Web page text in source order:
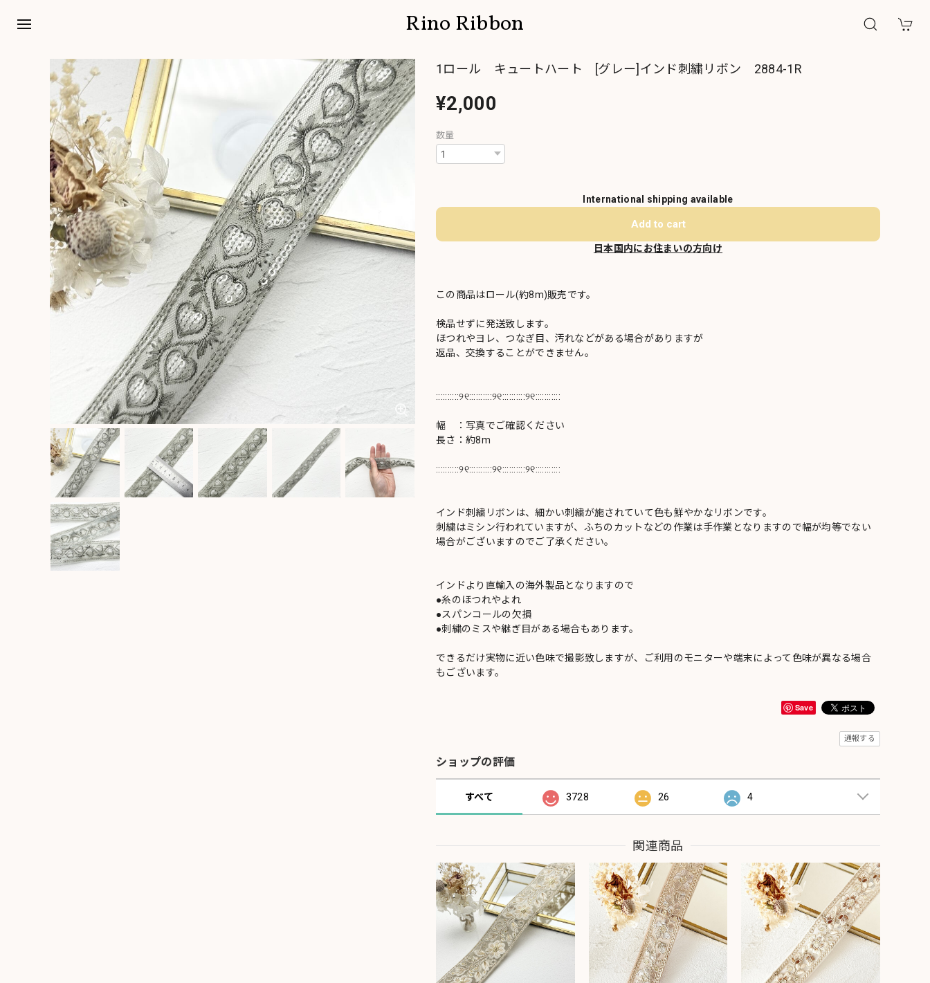
Rino Ribbon
1ロール キュートハート [グレー]インド刺繍リボン 2884-1R
¥2,000
数量
International shipping available
Add to cart
日本国内にお住まいの方向け
この商品はロール(約8m)販売です。
検品せずに発送致します。
ほつれやヨレ、つなぎ目、汚れなどがある場合がありますが
返品、交換することができません。
::::::::::୨୧::::::::::୨୧::::::::::୨୧:::::::::::
幅 ：写真でご確認ください
長さ：約8m
::::::::::୨୧::::::::::୨୧::::::::::୨୧:::::::::::
インド刺繍リボンは、細かい刺繍が施されていて色も鮮やかなリボンです。
刺繍はミシン行われていますが、ふちのカットなどの作業は手作業となりますので幅が均等でない
場合がございますのでご了承ください。
インドより直輸入の海外製品となりますので
●糸のほつれやよれ
●スパンコールの欠損
●刺繍のミスや継ぎ目がある場合もあります。
できるだけ実物に近い色味で撮影致しますが、ご利用のモニターや端末によって色味が異なる場合
もございます。
Save
通報する
ショップの評価
すべて 3728 26 4
関連商品